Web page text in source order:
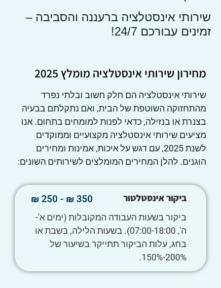
שירותי אינסטלציה ברעננה והסביבה –
זמינים עבורכם 24/7!
מחירון שירותי אינסטלציה מומלץ 2025
שירותי אינסטלציה הם חלק חשוב ובלתי נפרד
מהתחזוקה השוטפת של הבית, ואם נתקלתם בבעיה
בצנרת או בנזילה, כדאי לפנות למומחים בתחום. אנו
מציעים שירותי אינסטלציה מקצועיים וממוקדים
לשנת 2025, עם דגש על איכות, אמינות ומחירים
הוגנים. להלן המחירים המומלצים לשירותים השונים:
ביקור אינסטלטור 350 ₪ - 250 ₪
ביקור בשעות העבודה המקובלות (ימים א'-
ה', 07:00-18:00). בשעות הלילה, בשבת או
בחג, עלות הביקור תתייקר בשיעור של
200%-150%.